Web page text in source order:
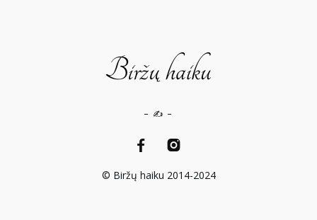
© Biržų haiku 2014-2024
– ✍️ –